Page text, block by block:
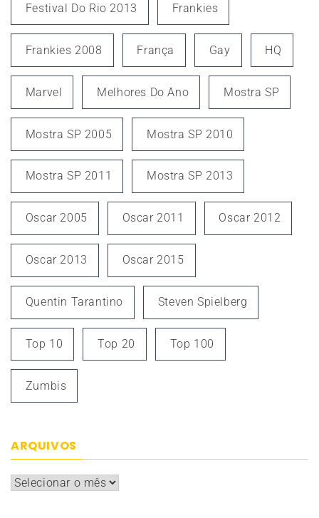
Festival Do Rio 2013 Frankies
Frankies 2008 França Gay HQ
Marvel Melhores Do Ano Mostra SP
Mostra SP 2005 Mostra SP 2010
Mostra SP 2011 Mostra SP 2013
Oscar 2005 Oscar 2011 Oscar 2012
Oscar 2013 Oscar 2015
Quentin Tarantino Steven Spielberg
Top 10 Top 20 Top 100
Zumbis
ARQUIVOS
Arquivos